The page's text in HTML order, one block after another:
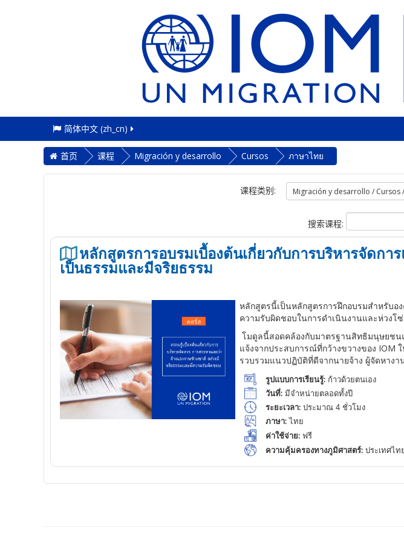
简体中文 ‎(zh_cn)‎
首页 课程 Migración y desarrollo Cursos ภาษาไทย
课程类别:
搜索课程:
หลักสูตรการอบรมเบื้องต้นเกี่ยวกับการบริหารจัดกา
เป็นธรรมและมีจริยธรรม
หลักสูตรนี้เป็นหลักสูตรการฝึกอบรมสำหรับอ
ความรับผิดชอบในการดำเนินงานและห่วงโ
โมดูลนี้สอดคล้องกับมาตรฐานสิทธิมนุษยชน
แจ้งจากประสบการณ์ที่กว้างขวางของ IOM
รวบรวมแนวปฏิบัติที่ดีจากนายจ้าง ผู้จัดหาง
รูปแบบการเรียนรู้: ก้าวด้วยตนเอง
วันที่: มีจำหน่ายตลอดทั้งปี
ระยะเวลา: ประมาณ 4 ชั่วโมง
ภาษา: ไทย
ค่าใช้จ่าย: ฟรี
ความคุ้มครองทางภูมิศาสตร์: ประเทศไท